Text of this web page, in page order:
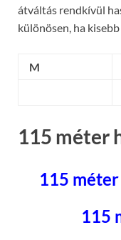
átváltás rendkívül
különösen, ha
M
115 méter
115
115